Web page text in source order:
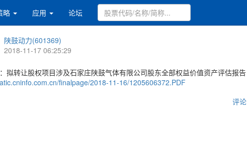
略 应用 论坛
陕鼓动力(601369)
2018-11-17 06:25:29
拟转让股权项目涉及石家庄陕鼓气体有限公司股东全部权益价值资产评估报告
finalpage/2018-11-16/1205606372.PDF
评论